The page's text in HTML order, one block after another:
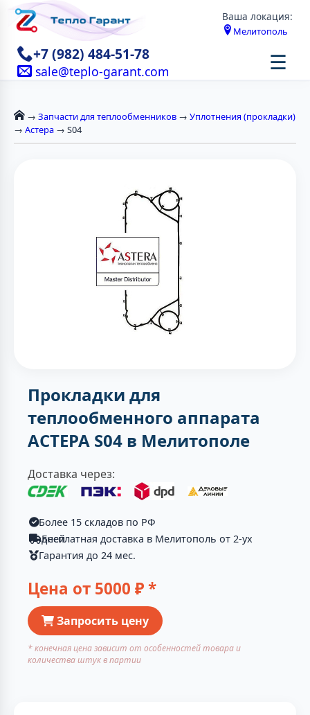
Ваша локация:
Мелитополь
+7 (982) 484-51-78
sale@teplo-garant.com ☰
→ Запчасти для теплообменников → Уплотнения (прокладки)
→ Астера → S04
Прокладки для
теплообменного аппарата
АСТЕРА S04 в Мелитополе
Доставка через:
Более 15 складов по РФ
Бесплатная доставка в Мелитополь от 2-ух дней
Гарантия до 24 мес.
Цена от 5000 ₽ *
Запросить цену
* конечная цена зависит от особенностей товара и
количества штук в партии